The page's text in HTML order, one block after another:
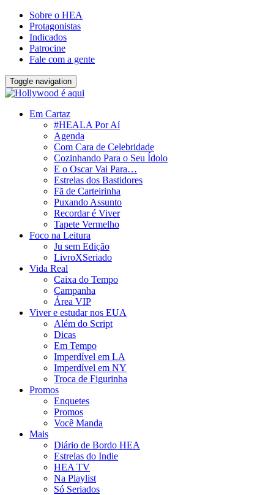
Sobre o HEA
Protagonistas
Indicados
Patrocine
Fale com a gente
Toggle navigation
Em Cartaz
#HEALA Por Aí
Agenda
Com Cara de Celebridade
Cozinhando Para o Seu Ídolo
E o Oscar Vai Para…
Estrelas dos Bastidores
Fã de Carteirinha
Puxando Assunto
Recordar é Viver
Tapete Vermelho
Foco na Leitura
Ju sem Edição
LivroXSeriado
Vida Real
Caixa do Tempo
Campanha
Área VIP
Viver e estudar nos EUA
Além do Script
Dicas
Em Tempo
Imperdível em LA
Imperdível em NY
Troca de Figurinha
Promos
Enquetes
Promos
Você Manda
Mais
Diário de Bordo HEA
Estrelas do Indie
HEA TV
Na Playlist
Só Seriados